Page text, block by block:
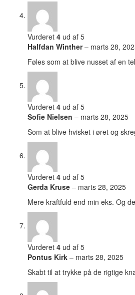
Vurderet 4 ud af 5
Halfdan Winther– marts 28,
Føles som at blive nusset af en
Vurderet 4 ud af 5
Sofie Nielsen – marts 28, 2025
Som at blive hvisket i øret og
Vurderet 4 ud af 5
Gerda Kruse – marts 28, 2025
Mere kraftfuld end min eks. Og
Vurderet 4 ud af 5
Pontus Kirk – marts 28, 2025
Skabt til at trykke på de rigtige